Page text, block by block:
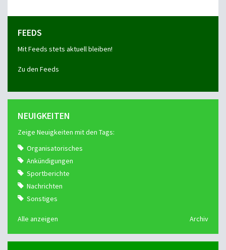
FEEDS
Mit Feeds stets aktuell bleiben!
Zu den Feeds
NEUIGKEITEN
Zeige Neuigkeiten mit den Tags:
Organisatorisches
Ankündigungen
Sportberichte
Nachrichten
Sonstiges
Alle anzeigen Archiv